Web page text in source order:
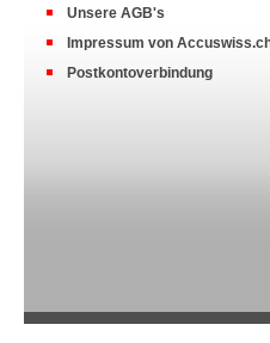
Unsere AGB's
Impressum von
Postkontoverbindung